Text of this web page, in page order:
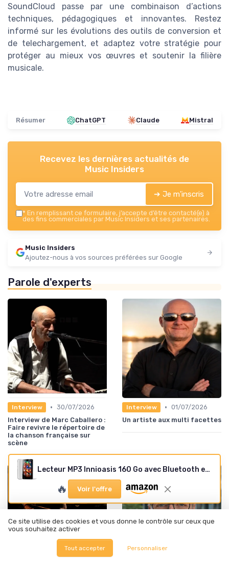
SoundCloud passe par une combinaison d’actions
techniques, pédagogiques et innovantes. Restez
informé sur les évolutions des outils de conversion et
de telechargement, et adaptez votre stratégie pour
protéger au mieux vos œuvres et soutenir la filière
musicale.
Résumer ChatGPT Claude Mistral
Recevez les dernières actualités de
Music Insiders
➔ Je m'inscris
* En remplissant ce formulaire, j’accepte d’être contacté(e) à
des fins commerciales par Music Insiders et ses partenaires.
Music Insiders
Ajoutez-nous à vos sources préférées sur Google
Parole d'experts
Interview • 30/07/2026
Interview de Marc Caballero :
Faire revivre le répertoire de
la chanson française sur
scène
Interview • 01/07/2026
Un artiste aux multi facettes
Lecteur MP3 Innioasis 160 Go avec Bluetooth et WiFi
🔥 Voir l'offre
Ce site utilise des cookies et vous donne le contrôle sur ceux que
vous souhaitez activer
Tout accepter Personnaliser